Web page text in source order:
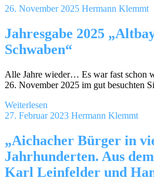
26. November 2025 Hermann Klemmt
Jahresgabe 2025
Schwaben“
Alle Jahre wieder… Es war fast schon
26. November 2025 im gut besuchten
Weiterlesen
27. Februar 2023 Hermann Klemmt
„Aichacher Bürger in
Jahrhunderten. Aus
Karl Leinfelder und